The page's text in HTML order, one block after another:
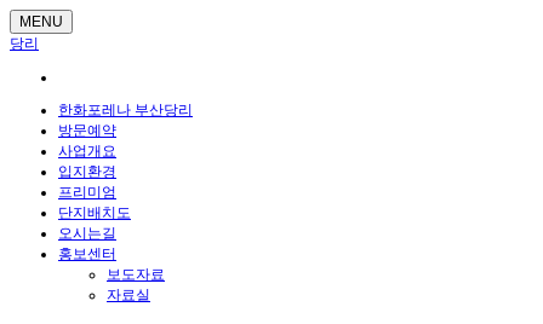
MENU
당리
한화포레나 부산당리
방문예약
사업개요
입지환경
프리미엄
단지배치도
오시는길
홍보센터
보도자료
자료실